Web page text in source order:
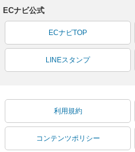
ECナビ公式
ECナビTOP
LINEスタンプ
利用規約
コンテンツポリシー